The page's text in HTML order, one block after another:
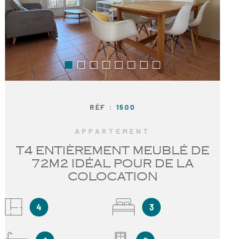
NOS
CONTACT
RÉF : 1500
APPARTEMENT
T4 ENTIÈREMENT MEUBLÉ DE
72M2 IDÉAL POUR DE LA
COLOCATION
4 3